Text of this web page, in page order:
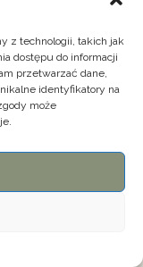
z technologii, takich jak
dostępu do informacji
przetwarzać dane,
identyfikatory na
może